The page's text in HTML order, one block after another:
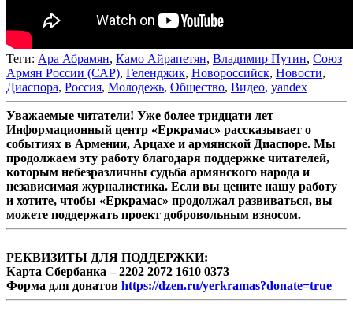
Теги: Ара Абрамян, Камо Айрапетян, Владимир Путин, Союз
Армян России (САР), Геленджик, Новороссийск, Новости,
Диаспора, Россия, Молодежь, Общество, Видео, yandex
Уважаемые читатели! Уже более тридцати лет
Информационный центр «Еркрамас» рассказывает о
событиях в Армении, Арцахе и армянской Диаспоре. Мы
продолжаем эту работу благодаря поддержке читателей,
которым небезразличны судьба армянского народа и
независимая журналистика. Если вы цените нашу работу
и хотите, чтобы «Еркрамас» продолжал развиваться, вы
можете поддержать проект добровольным взносом.
РЕКВИЗИТЫ ДЛЯ ПОДДЕРЖКИ:
Карта Сбербанка – 2202 2072 1610 0373
Форма для донатов https://dzen.ru/yerkramas?donate=true